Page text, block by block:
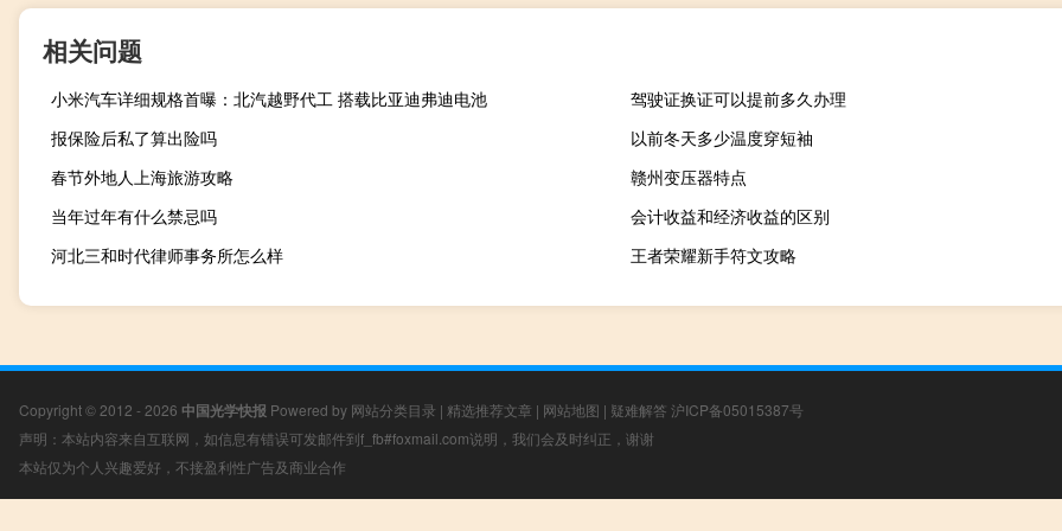
相关问题
小米汽车详细规格首曝：北汽越野代工 搭载比亚迪弗迪电池
驾驶证换证可以提前多久办理
报保险后私了算出险吗
以前冬天多少温度穿短袖
春节外地人上海旅游攻略
赣州变压器特点
当年过年有什么禁忌吗
会计收益和经济收益的区别
河北三和时代律师事务所怎么样
王者荣耀新手符文攻略
Copyright © 2012 - 2026 中国光学快报 Powered by 网站分类目录 | 精选推荐文章 | 网站地图 | 疑难解答 沪ICP备05015387号
声明：本站内容来自互联网，如信息有错误可发邮件到f_fb#foxmail.com说明，我们会及时纠正，谢谢
本站仅为个人兴趣爱好，不接盈利性广告及商业合作